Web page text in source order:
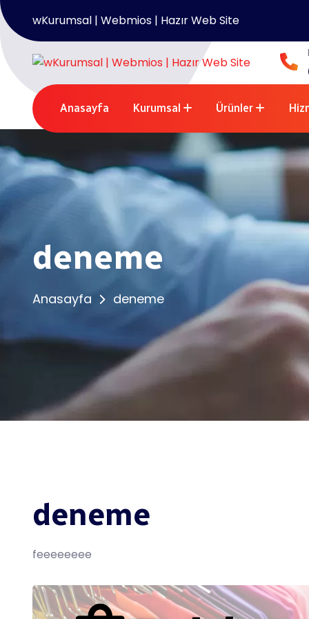
wKurumsal | Webmios | Hazır Web Site
Anasayfa Kurumsal Ürünler
Anasayfa
/
deneme
deneme
deneme
Anasayfa deneme
deneme
feeeeeeee